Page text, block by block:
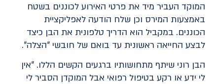
המוקד העביר מיד את פרטי האירוע לכוננים בשטח
באמצעות המירס וכן שלח הודעה לאפליקציית
הכוננים. במקביל הוא הדריך טלפונית את הבן כיצד
לבצע החייאה ראשונית עד בואם של חובשי "הצלה".
הבן רוני שיתף מתחושותיו ברגעים הקשים הללו. "אין
לי ידע או רקע בטיפול רפואי אבל המוקדן הסביר לי